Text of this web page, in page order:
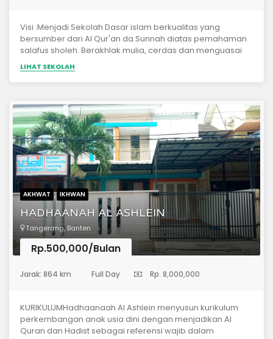
Visi :Menjadi Sekolah Dasar islam berkualitas yang
bersumber dari Al Qur'an da Sunnah diatas pemahaman
salafus sholeh. Berakhlak mulia, cerdas dan menguasai
iptek.
LIHAT SEKOLAH
AKHWAT IKHWAN
HADHAANAH AL ASHLEIN
Tangerang, Banten
Rp.500,000/Bulan
Jarak: 864 km Full Day Rp. 8,000,000
KURIKULUMHadhaanaah Al Ashlein menyusun kurikulum
perkembangan anak usia dini dengan menjadikan Al
Quran dan Hadist sebagai referensi wajib dalam